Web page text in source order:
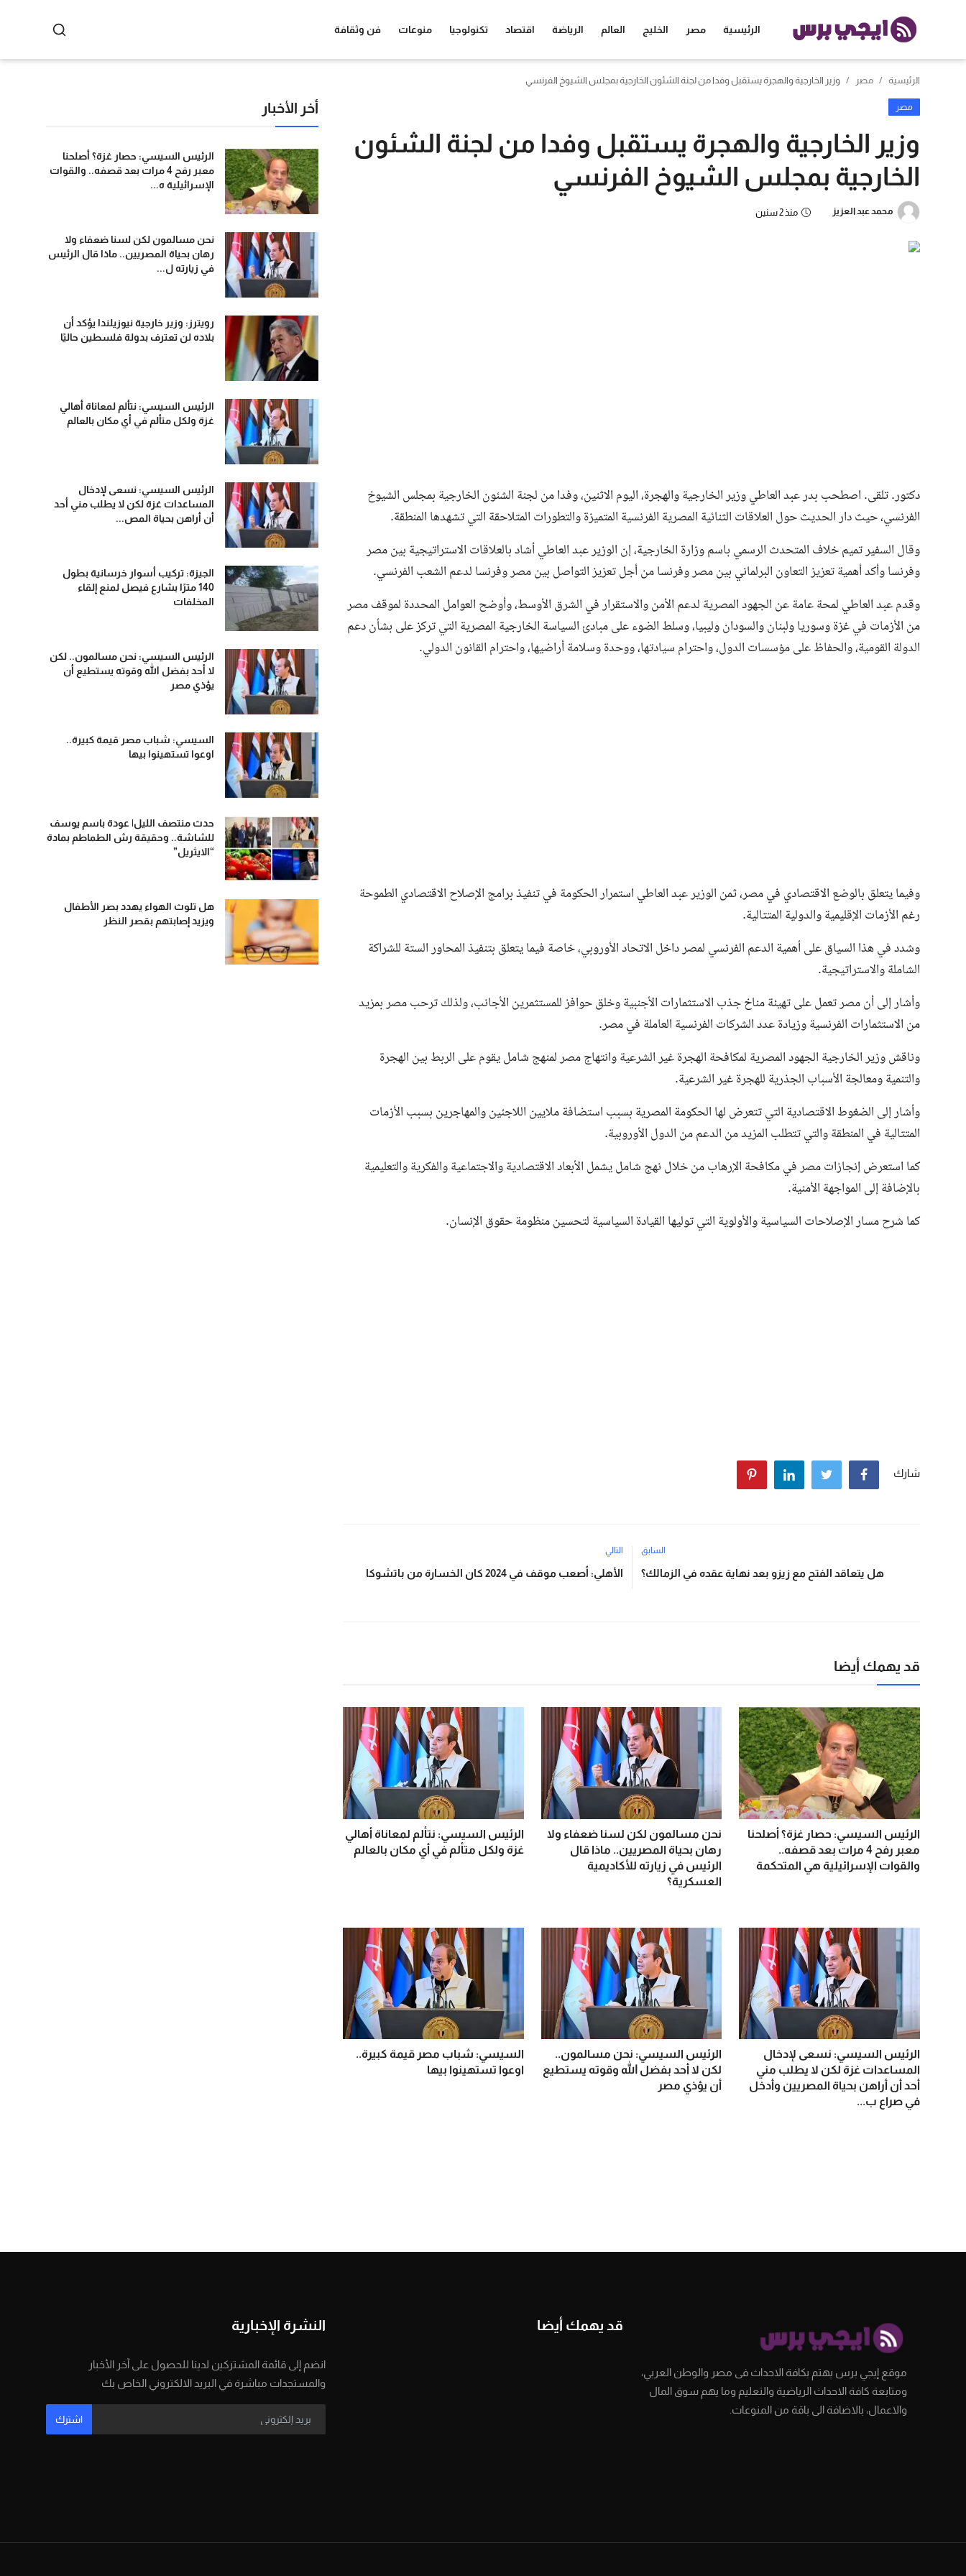
الرئيسية مصر الخليج العالم الرياضة اقتصاد تكنولوجيا منوعات فن وثقافة
الرئيسية مصر وزير الخارجية والهجرة يستقبل وفدا من لجنة الشئون الخارجية بمجلس الشيوخ الفرنسي
مصر
وزير الخارجية والهجرة يستقبل وفدا من لجنة الشئون
الخارجية بمجلس الشيوخ الفرنسي
محمد عبد العزيز منذ 2 سنين
دكتور. تلقى. اصطحب بدر عبد العاطي وزير الخارجية والهجرة، اليوم الاثنين، وفدا من لجنة الشئون الخارجية بمجلس الشيوخ
الفرنسي، حيث دار الحديث حول العلاقات الثنائية المصرية الفرنسية المتميزة والتطورات المتلاحقة التي تشهدها المنطقة.
وقال السفير تميم خلاف المتحدث الرسمي باسم وزارة الخارجية، إن الوزير عبد العاطي أشاد بالعلاقات الاستراتيجية بين مصر
وفرنسا وأكد أهمية تعزيز التعاون البرلماني بين مصر وفرنسا من أجل تعزيز التواصل بين مصر وفرنسا لدعم الشعب الفرنسي.
وقدم عبد العاطي لمحة عامة عن الجهود المصرية لدعم الأمن والاستقرار في الشرق الأوسط، وأوضح العوامل المحددة لموقف مصر
من الأزمات في غزة وسوريا ولبنان والسودان وليبيا، وسلط الضوء على مبادئ السياسة الخارجية المصرية التي تركز على بشأن دعم
الدولة القومية، والحفاظ على مؤسسات الدول، واحترام سيادتها، ووحدة وسلامة أراضيها، واحترام القانون الدولي.
وفيما يتعلق بالوضع الاقتصادي في مصر، ثمن الوزير عبد العاطي استمرار الحكومة في تنفيذ برامج الإصلاح الاقتصادي الطموحة
رغم الأزمات الإقليمية والدولية المتتالية.
وشدد في هذا السياق على أهمية الدعم الفرنسي لمصر داخل الاتحاد الأوروبي، خاصة فيما يتعلق بتنفيذ المحاور الستة للشراكة
الشاملة والاستراتيجية.
وأشار إلى أن مصر تعمل على تهيئة مناخ جذب الاستثمارات الأجنبية وخلق حوافز للمستثمرين الأجانب، ولذلك ترحب مصر بمزيد
من الاستثمارات الفرنسية وزيادة عدد الشركات الفرنسية العاملة في مصر.
وناقش وزير الخارجية الجهود المصرية لمكافحة الهجرة غير الشرعية وانتهاج مصر لمنهج شامل يقوم على الربط بين الهجرة
والتنمية ومعالجة الأسباب الجذرية للهجرة غير الشرعية.
وأشار إلى الضغوط الاقتصادية التي تتعرض لها الحكومة المصرية بسبب استضافة ملايين اللاجئين والمهاجرين بسبب الأزمات
المتتالية في المنطقة والتي تتطلب المزيد من الدعم من الدول الأوروبية.
كما استعرض إنجازات مصر في مكافحة الإرهاب من خلال نهج شامل يشمل الأبعاد الاقتصادية والاجتماعية والفكرية والتعليمية
بالإضافة إلى المواجهة الأمنية.
كما شرح مسار الإصلاحات السياسية والأولوية التي توليها القيادة السياسية لتحسين منظومة حقوق الإنسان.
شارك
السابق
هل يتعاقد الفتح مع زيزو بعد نهاية عقده في الزمالك؟
التالي
الأهلي: أصعب موقف في 2024 كان الخسارة من باتشوكا
قد يهمك أيضا
الرئيس السيسي: حصار غزة؟ أصلحنا
معبر رفح 4 مرات بعد قصفه..
والقوات الإسرائيلية هي المتحكمة
نحن مسالمون لكن لسنا ضعفاء ولا
رهان بحياة المصريين.. ماذا قال
الرئيس في زيارته للأكاديمية
العسكرية؟
الرئيس السيسي: نتألم لمعاناة أهالي
غزة ولكل متألم في أي مكان بالعالم
الرئيس السيسي: نسعى لإدخال
المساعدات غزة لكن لا يطلب مني
أحد أن أراهن بحياة المصريين وأدخل
في صراع ب...
الرئيس السيسي: نحن مسالمون..
لكن لا أحد بفضل الله وقوته يستطيع
أن يؤذي مصر
السيسي: شباب مصر قيمة كبيرة..
اوعوا تستهينوا بيها
أخر الأخبار
الرئيس السيسي: حصار غزة؟ أصلحنا
معبر رفح 4 مرات بعد قصفه.. والقوات
الإسرائيلية ه...
نحن مسالمون لكن لسنا ضعفاء ولا
رهان بحياة المصريين.. ماذا قال الرئيس
في زيارته ل...
رويترز: وزير خارجية نيوزيلندا يؤكد أن
بلاده لن تعترف بدولة فلسطين حاليًا
الرئيس السيسي: نتألم لمعاناة أهالي
غزة ولكل متألم في أي مكان بالعالم
الرئيس السيسي: نسعى لإدخال
المساعدات غزة لكن لا يطلب مني أحد
أن أراهن بحياة المص...
الجيزة: تركيب أسوار خرسانية بطول
140 مترًا بشارع فيصل لمنع إلقاء
المخلفات
الرئيس السيسي: نحن مسالمون.. لكن
لا أحد بفضل الله وقوته يستطيع أن
يؤذي مصر
السيسي: شباب مصر قيمة كبيرة..
اوعوا تستهينوا بيها
حدث منتصف الليل| عودة باسم يوسف
للشاشة.. وحقيقة رش الطماطم بمادة
“الايثريل”
هل تلوث الهواء يهدد بصر الأطفال
ويزيد إصابتهم بقصر النظر
موقع إيجي برس يهتم بكافة الاحداث فى مصر والوطن العربي،
ومتابعة كافة الاحداث الرياضية والتعليم وما يهم سوق المال
والاعمال، بالاضافة الى باقة من المنوعات.
قد يهمك أيضا النشرة الإخبارية
انضم إلى قائمة المشتركين لدينا للحصول على آخر الأخبار
والمستجدات مباشرة في البريد الالكتروني الخاص بك
اشترك